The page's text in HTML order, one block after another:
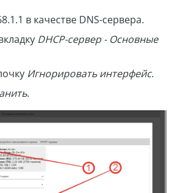
в качестве DNS-сервера.
DHCP-сервер - Основные
Игнорировать интерфейс.
.